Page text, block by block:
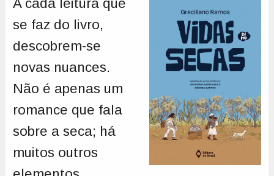
A cada leitura que
se faz do livro,
descobrem-se
novas nuances.
Não é apenas um
romance que fala
sobre a seca; há
muitos outros